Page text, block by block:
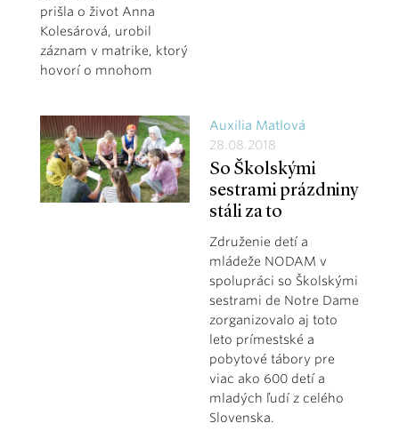
prišla o život Anna
Kolesárová, urobil
záznam v matrike, ktorý
hovorí o mnohom
Auxilia Matlová
28.08.2018
So Školskými
sestrami prázdniny
stáli za to
Združenie detí a
mládeže NODAM v
spolupráci so Školskými
sestrami de Notre Dame
zorganizovalo aj toto
leto prímestské a
pobytové tábory pre
viac ako 600 detí a
mladých ľudí z celého
Slovenska.